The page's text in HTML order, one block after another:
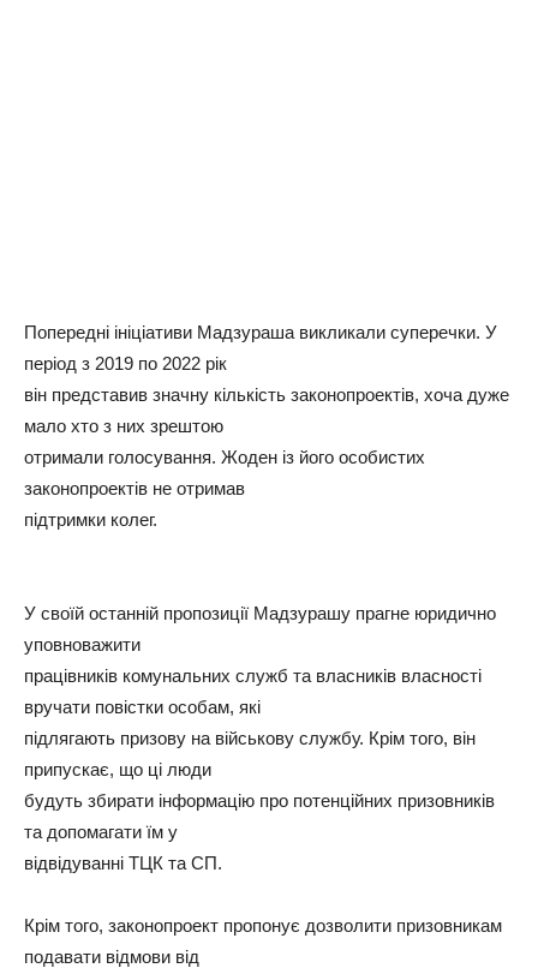
Попередні ініціативи Мадзураша викликали суперечки. У
період з 2019 по 2022 рік
він представив значну кількість законопроектів, хоча дуже
мало хто з них зрештою
отримали голосування. Жоден із його особистих
законопроектів не отримав
підтримки колег.
У своїй останній пропозиції Мадзурашу прагне юридично
уповноважити
працівників комунальних служб та власників власності
вручати повістки особам, які
підлягають призову на військову службу. Крім того, він
припускає, що ці люди
будуть збирати інформацію про потенційних призовників
та допомагати їм у
відвідуванні ТЦК та СП.
Крім того, законопроект пропонує дозволити призовникам
подавати відмови від